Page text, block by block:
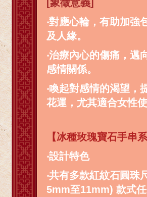
[象徵意義]
‧對應心輪，有助加強
及人緣。
‧治療內心的傷痛，邁
感情關係。
‧喚起對感情的渴望，
花運，尤其適合女性使
【冰種玫瑰寶石手串系
‧設計特色
‧共有多款紅紋石圓珠
5mm至11mm) 款式